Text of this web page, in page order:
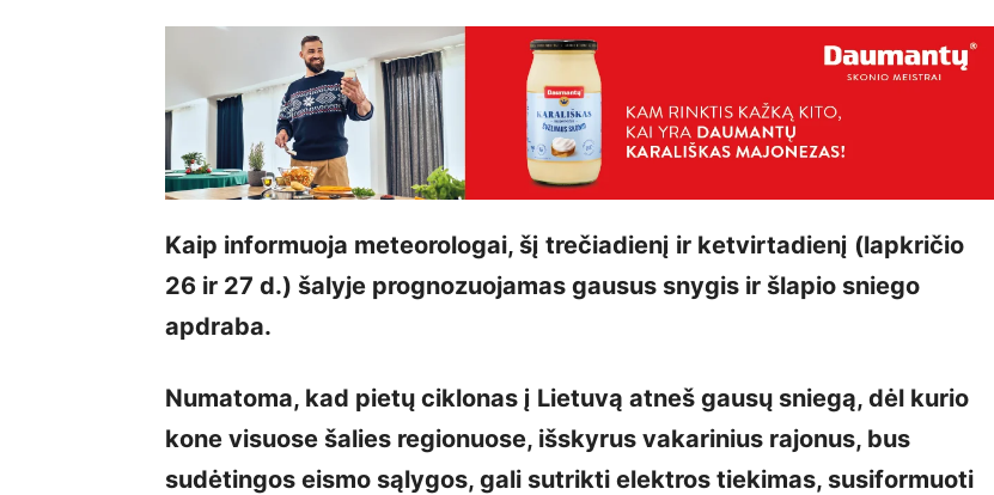
Kaip informuoja meteorologai, šį trečiadienį ir ketvirtadienį (lapkričio
26 ir 27 d.) šalyje prognozuojamas gausus snygis ir šlapio sniego
apdraba.
Numatoma, kad pietų ciklonas į Lietuvą atneš gausų sniegą, dėl kurio
kone visuose šalies regionuose, išskyrus vakarinius rajonus, bus
sudėtingos eismo sąlygos, gali sutrikti elektros tiekimas, susiformuoti